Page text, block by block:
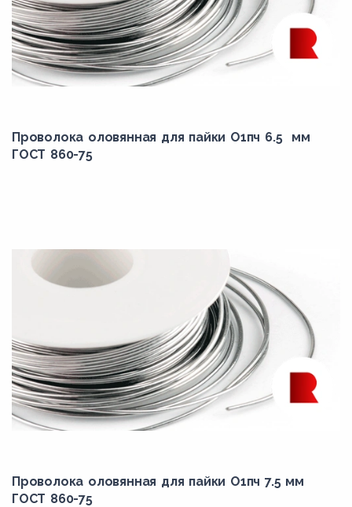
Проволока оловянная для пайки О1пч 6.5 мм
ГОСТ 860-75
Проволока оловянная для пайки О1пч 7.5 мм
ГОСТ 860-75